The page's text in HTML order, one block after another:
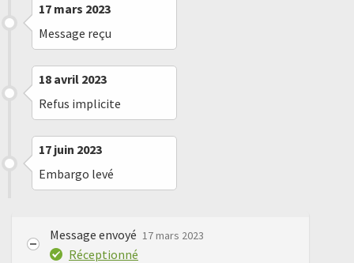
17 mars 2023
Message reçu
18 avril 2023
Refus implicite
17 juin 2023
Embargo levé
Message envoyé 17 mars 2023
Réceptionné